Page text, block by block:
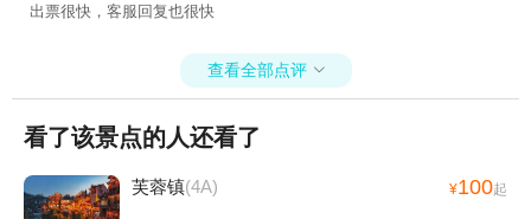
出票很快，客服回复也很快
查看全部点评 
看了该景点的人还看了
芙蓉镇(4A) ¥100起